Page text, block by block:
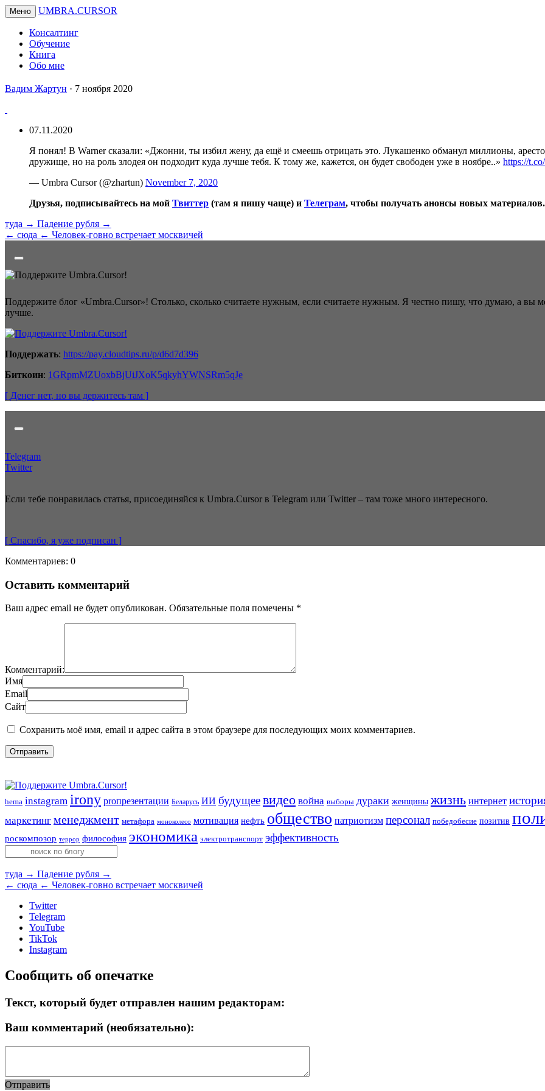
Меню UMBRA.CURSOR
Консалтинг
Обучение
Книга
Обо мне
Вадим
Вадим Жартун · 7 ноября 2020
07.11.2020
Я понял! В Warner сказали: «Джонни, ты избил жену, да ещё и смеешь отрицать это. Лукашенко обманул миллионы,
дружище, но на роль злодея он подходит куда лучше тебя. К тому же, кажется, он будет свободен уже в ноябре..» https://
— Umbra Cursor (@zhartun) November 7, 2020
Друзья, подписывайтесь на мой Твиттер (там я пишу чаще) и Телеграм, чтобы получать анонсы новых материалов.
туда → Падение рубля →
← сюда ← Человек-говно встречает москвичей
Поддержите блог «Umbra.Cursor»! Столько, сколько считаете нужным, если считаете нужным. Я честно пишу, что думаю, а вы
лучше.
Поддержать: https://pay.cloudtips.ru/p/d6d7d396
Биткоин: 1GRpmMZUoxbBjUiJXoK5qkyhYWNSRm5qJe
[ Денег нет, но вы держитесь там ]
Telegram
Twitter
Если тебе понравилась статья, присоединяйся к Umbra.Cursor в Telegram или Twitter – там тоже много интересного.
[ Спасибо, я уже подписан ]
Комментариев: 0
Оставить комментарий
Ваш адрес email не будет опубликован. Обязательные поля помечены *
Комментарий:
Имя
Email
Сайт
Сохранить моё имя, email и адрес сайта в этом браузере для последующих моих комментариев.
hema instagram irony proпрезентации Беларусь ИИ будущеевидео война выборы дураки женщины жизнь интернет
маркетинг менеджмент метафора моноколесо мотивация нефть общество патриотизм персонал победобесие позитив
роскомпозор террор философия экономика электротранспорт эффективность
туда → Падение рубля →
← сюда ← Человек-говно встречает москвичей
Twitter
Telegram
YouTube
TikTok
Instagram
Сообщить об опечатке
Текст, который будет отправлен нашим редакторам:
Ваш комментарий (необязательно):
Отправить